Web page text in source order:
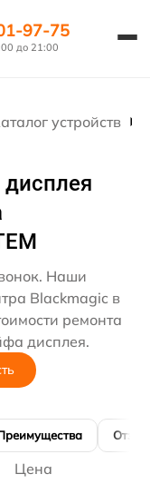
97-75
до 21:00
устройств
Наши
Blackmagic в
ремонта
дисплея.
Цена